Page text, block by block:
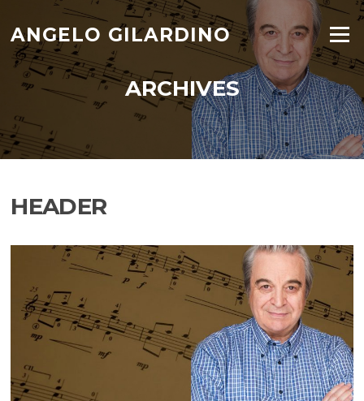
content
ANGELO GILARDINO Menu
ARCHIVES
HEADER